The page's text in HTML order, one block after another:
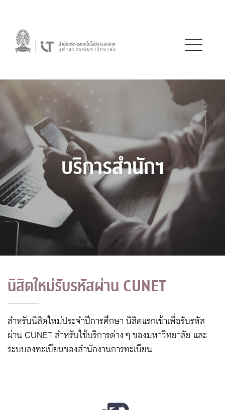
บริการสำนักฯ
นิสิตใหม่รับรหัสผ่าน CUNET
สำหรับนิสิตใหม่ประจำปีการศึกษา นิสิตแรกเข้าเพื่อรับรหัส
ผ่าน CUNET สำหรับใช้บริการต่าง ๆ ของมหาวิทยาลัย และ
ระบบลงทะเบียนของสำนักงานการทะเบียน